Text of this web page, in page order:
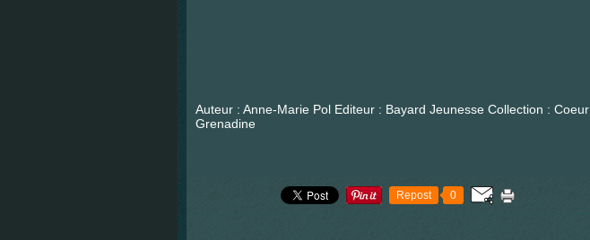
Auteur : Anne-Marie Pol Editeur : Bayard Jeunesse Collection : Coeur
Grenadine
Repost 0